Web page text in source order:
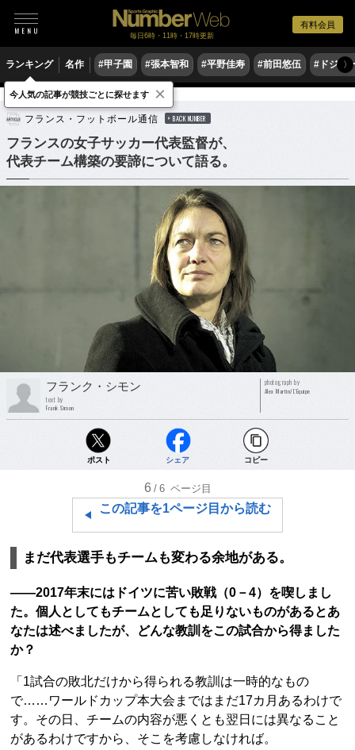
有料会員
毎日6時・11時・17時更新
ランキング 名作 #甲子園 #張本智和 #平野佳寿 #前田悠伍 #ドジャ
〉
サッカー 海外サッカー
フランス・フットボール通信 BACK NUMBER
フランスの女子サッカー代表監督が、
代表チーム構築の要諦について語る。
フランク・シモン
text by
Frank Simon
photograph by
Alex Martin/L'Equipe
ポスト シェア コピー
6 /6 ページ目
この記事を1ページ目から読む
まだ代表選手もチームも変わる余地がある。
――2017年末にはドイツに苦い敗戦（0－4）を喫しまし
た。個人としてもチームとしても足りないものがあるとあ
なたは述べましたが、どんな教訓をこの試合から得ました
か？
「1試合の敗北だけから得られる教訓は一時的なもの
で……ワールドカップ本大会まではまだ17カ月あるわけで
す。その日、チームの内容が悪くとも翌日には異なること
があるわけですから、そこを考慮しなければ。
今人気の記事が競技ごとに探せます ×